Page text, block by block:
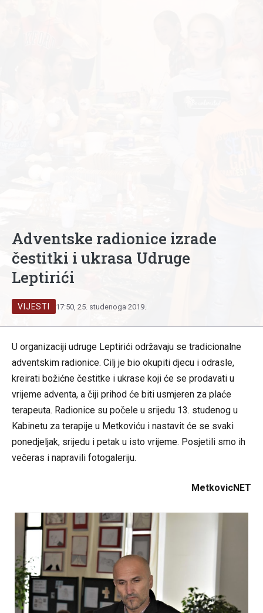
Adventske radionice izrade
čestitki i ukrasa Udruge
Leptirići
VIJESTI 17:50, 25. studenoga 2019.
U organizaciji udruge Leptirići održavaju se tradicionalne
adventskim radionice. Cilj je bio okupiti djecu i odrasle,
kreirati božićne čestitke i ukrase koji će se prodavati u
vrijeme adventa, a čiji prihod će biti usmjeren za plaće
terapeuta. Radionice su počele u srijedu 13. studenog u
Kabinetu za terapije u Metkoviću i nastavit će se svaki
ponedjeljak, srijedu i petak u isto vrijeme. Posjetili smo ih
večeras i napravili fotogaleriju.
MetkovicNET